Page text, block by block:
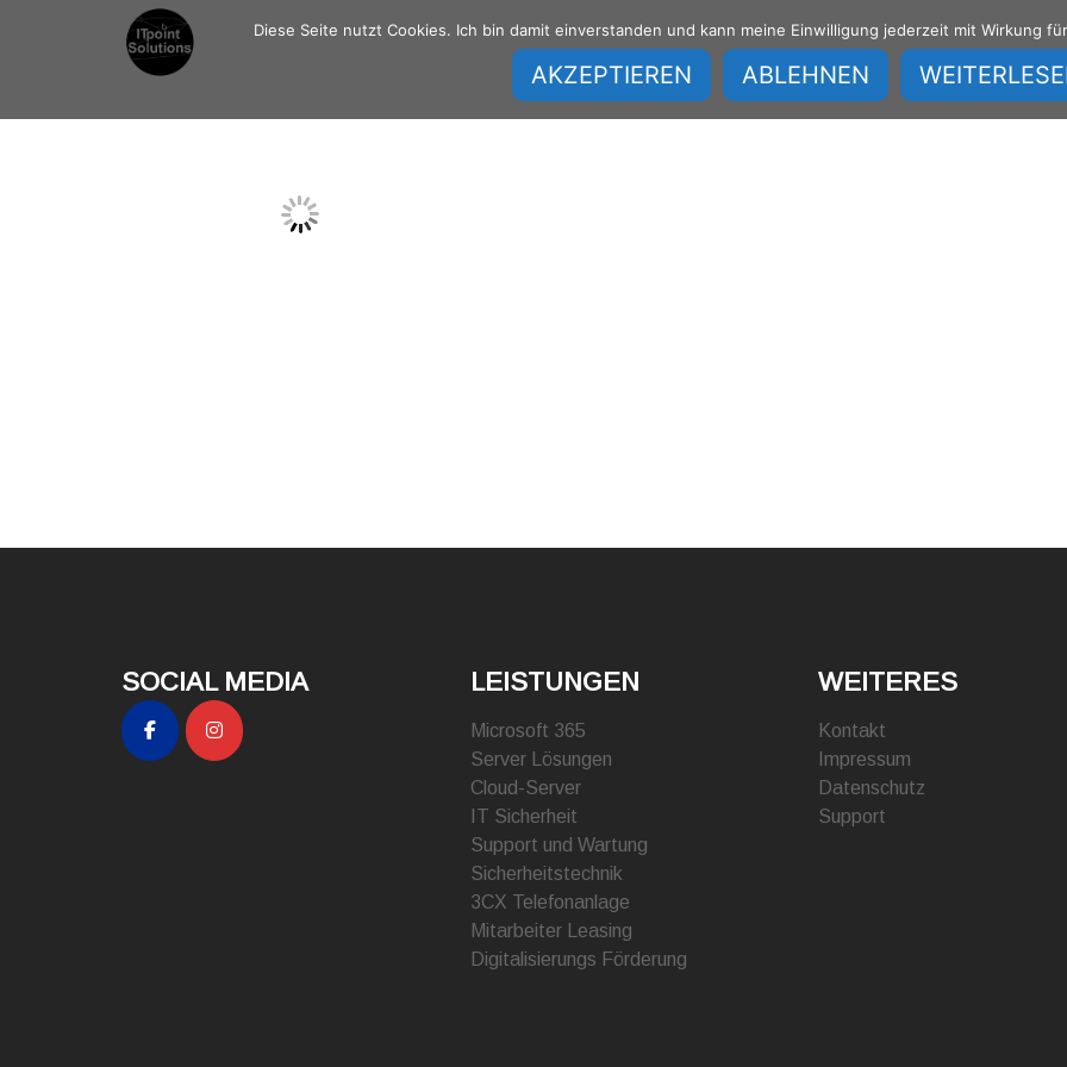
Home IT Leistungen
SOCIAL MEDIA LEISTUNGEN
Microsoft 365
Server Lösungen
Cloud-Server
IT Sicherheit
Support und Wartung
Sicherheitstechnik
3CX Telefonanlage
Mitarbeiter Leasing
Digitalisierungs Förderung
WEITERES
Kontakt
Impressum
Datenschutz
Support
Diese Seite nutzt Cookies. Ich bin damit einverstanden und kann meine Einwilligung jederzeit mit Wirkung
AKZEPTIEREN ABLEHNEN